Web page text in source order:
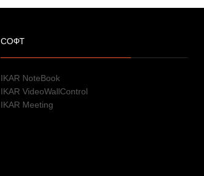
СОФТ
IKAR VideoWallControl
IKAR Meeting
IKAR NoteBook